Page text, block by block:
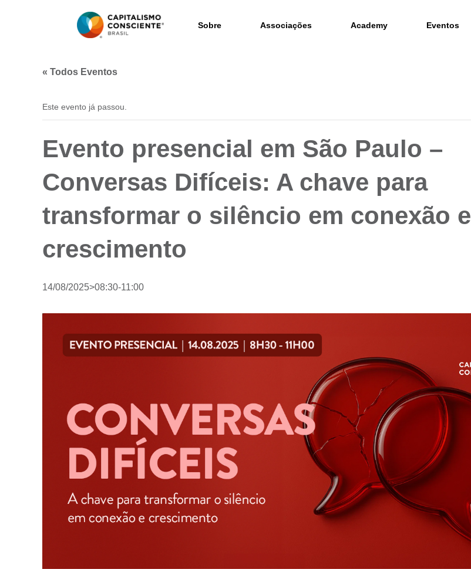
Sobre Associações Academy Eventos
« Todos Eventos
Este evento já passou.
Evento presencial em São Paulo –
Conversas Difíceis: A chave para
transformar o silêncio em conexão e
crescimento
14/08/2025>08:30-11:00